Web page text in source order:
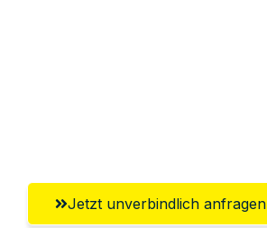
Jetzt unverbindlich anfragen